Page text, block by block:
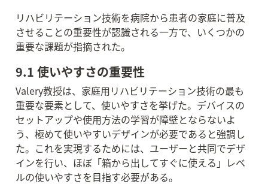
リハビリテーション技術を病院から患者の家庭に普及
させることの重要性が認識される一方で、いくつかの
重要な課題が指摘された。
9.1 使いやすさの重要性
Valery教授は、家庭用リハビリテーション技術の最も
重要な要素として、使いやすさを挙げた。デバイスの
セットアップや使用方法の学習が障壁とならないよ
う、極めて使いやすいデザインが必要であると強調し
た。これを実現するためには、ユーザーと共同でデザ
インを行い、ほぼ「箱から出してすぐに使える」レベ
ルの使いやすさを目指す必要がある。